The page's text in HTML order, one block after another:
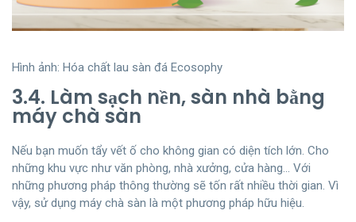
Hình ảnh: Hóa chất lau sàn đá Ecosophy
3.4. Làm sạch nền, sàn nhà bằng
máy chà sàn
Nếu bạn muốn tẩy vết ố cho không gian có diện tích lớn. Cho
những khu vực như văn phòng, nhà xưởng, cửa hàng… Với
những phương pháp thông thường sẽ tốn rất nhiều thời gian. Vì
vậy, sử dụng máy chà sàn là một phương pháp hữu hiệu.